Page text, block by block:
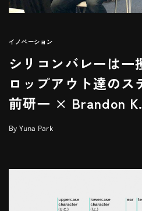
イノベーション
シリコンバレーは一
ロップアウト達のス
前研一 × Brandon
By Yuna Park